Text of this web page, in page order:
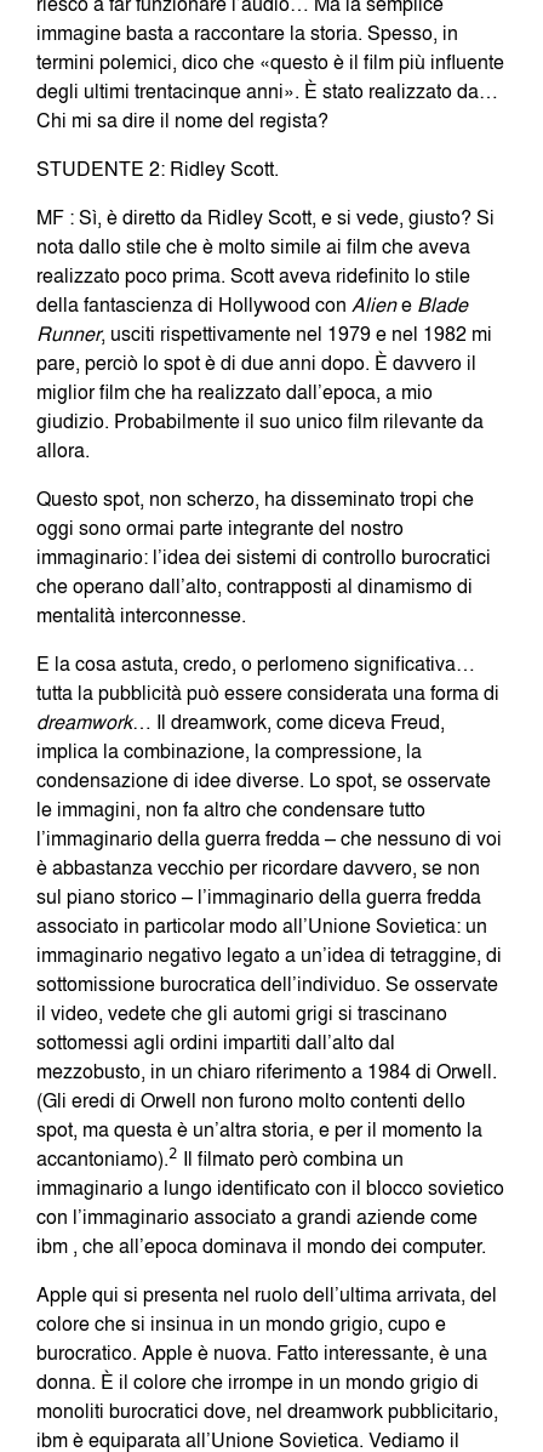
immagine basta a raccontare la storia. Spesso, in
termini polemici, dico che «questo è il film più influente
degli ultimi trentacinque anni». È stato realizzato da…
Chi mi sa dire il nome del regista?
STUDENTE 2: Ridley Scott.
MF : Sì, è diretto da Ridley Scott, e si vede, giusto? Si
nota dallo stile che è molto simile ai film che aveva
realizzato poco prima. Scott aveva ridefinito lo stile
della fantascienza di Hollywood con Aliene Blade
Runner, usciti rispettivamente nel 1979 e nel 1982 mi
pare, perciò lo spot è di due anni dopo. È davvero il
miglior film che ha realizzato dall’epoca, a mio
giudizio. Probabilmente il suo unico film rilevante da
allora.
Questo spot, non scherzo, ha disseminato tropi che
oggi sono ormai parte integrante del nostro
immaginario: l’idea dei sistemi di controllo burocratici
che operano dall’alto, contrapposti al dinamismo di
mentalità interconnesse.
E la cosa astuta, credo, o perlomeno significativa…
tutta la pubblicità può essere considerata una forma di
dreamwork… Il dreamwork, come diceva Freud,
implica la combinazione, la compressione, la
condensazione di idee diverse. Lo spot, se osservate
le immagini, non fa altro che condensare tutto
l’immaginario della guerra fredda – che nessuno di voi
è abbastanza vecchio per ricordare davvero, se non
sul piano storico – l’immaginario della guerra fredda
associato in particolar modo all’Unione Sovietica: un
immaginario negativo legato a un’idea di tetraggine, di
sottomissione burocratica dell’individuo. Se osservate
il video, vedete che gli automi grigi si trascinano
sottomessi agli ordini impartiti dall’alto dal
mezzobusto, in un chiaro riferimento a 1984 di Orwell.
(Gli eredi di Orwell non furono molto contenti dello
spot, ma questa è un’altra storia, e per il momento la
accantoniamo).2 Il filmato però combina un
immaginario a lungo identificato con il blocco sovietico
con l’immaginario associato a grandi aziende come
ibm , che all’epoca dominava il mondo dei computer.
Apple qui si presenta nel ruolo dell’ultima arrivata, del
colore che si insinua in un mondo grigio, cupo e
burocratico. Apple è nuova. Fatto interessante, è una
donna. È il colore che irrompe in un mondo grigio di
monoliti burocratici dove, nel dreamwork pubblicitario,
ibm è equiparata all’Unione Sovietica. Vediamo il